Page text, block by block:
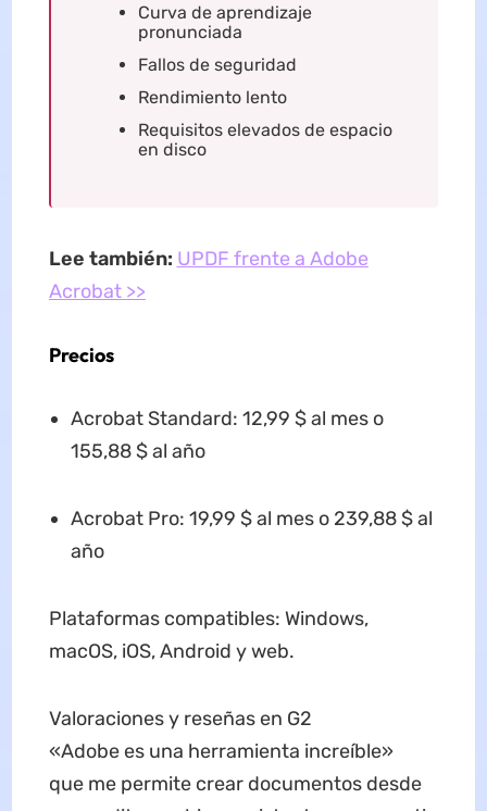
Curva de aprendizaje
pronunciada
Fallos de seguridad
Rendimiento lento
Requisitos elevados de espacio
en disco
Lee también: UPDF frente a Adobe
Acrobat >>
Precios
Acrobat Standard: 12,99 $ al mes o
155,88 $ al año
Acrobat Pro: 19,99 $ al mes o 239,88 $ al
año
Plataformas compatibles: Windows,
macOS, iOS, Android y web.
Valoraciones y reseñas en G2
«Adobe es una herramienta increíble»
que me permite crear documentos desde